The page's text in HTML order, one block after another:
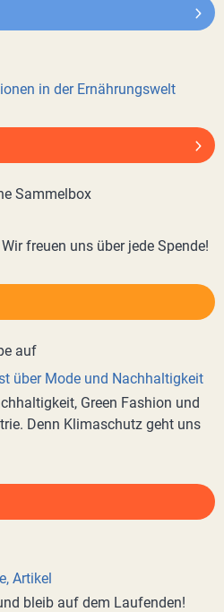
in der Ernährungswelt
freuen uns über jede Spende!
über Mode und Nachhaltigkeit
Green Fashion und
Denn Klimaschutz geht uns
Artikel
bleib auf dem Laufenden!